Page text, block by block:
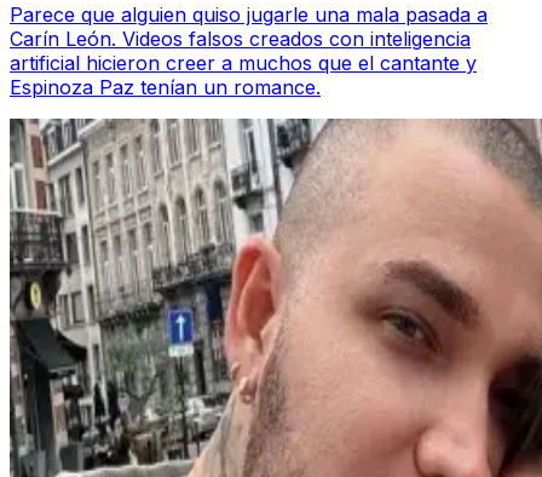
Parece que alguien quiso jugarle una mala pasada a
Carín León. Videos falsos creados con inteligencia
artificial hicieron creer a muchos que el cantante y
Espinoza Paz tenían un romance.